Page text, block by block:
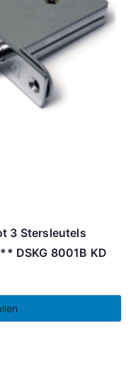
3 Stersleutels
DSKG 8001B KD